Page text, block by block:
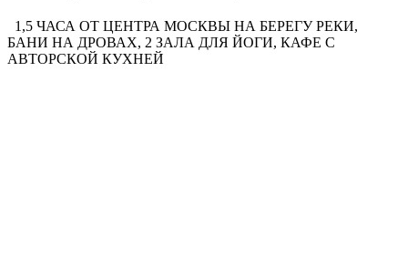
1,5 ЧАСА ОТ ЦЕНТРА МОСКВЫ НА БЕРЕГУ РЕКИ,
БАНИ НА ДРОВАХ, 2 ЗАЛА ДЛЯ ЙОГИ, КАФЕ С
АВТОРСКОЙ КУХНЕЙ